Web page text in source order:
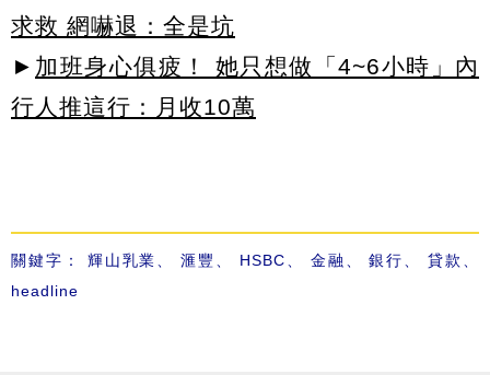
求救 網嚇退：全是坑
► 加班身心俱疲！ 她只想做「4~6小時」內
行人推這行：月收10萬
關鍵字： 輝山乳業 、滙豐 HSBC 金融 、銀行 、貸款
headline